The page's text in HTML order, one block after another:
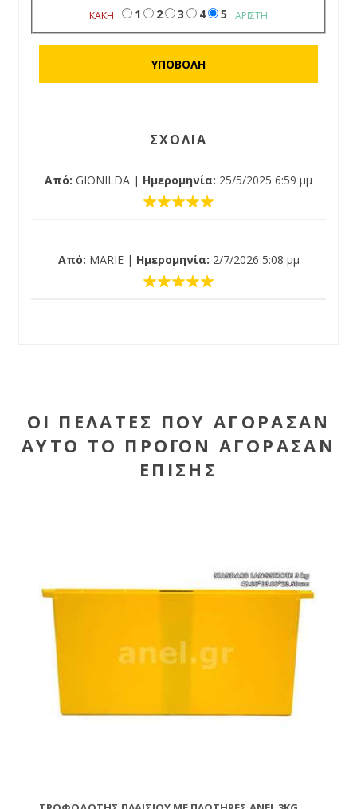
ΚΑΚΉ 1 2 3 4 5 ΆΡΙΣΤΗ
ΣΧΟΛΙΑ
Από: GIONILDA | Ημερομηνία: 25/5/2025 6:59 μμ
Από: MARIE | Ημερομηνία: 2/7/2026 5:08 μμ
ΟΙ ΠΕΛΆΤΕΣ ΠΟΥ ΑΓΌΡΑΣΑΝ
ΑΥΤΌ ΤΟ ΠΡΟΪΌΝ ΑΓΌΡΑΣΑΝ
ΕΠΊΣΗΣ